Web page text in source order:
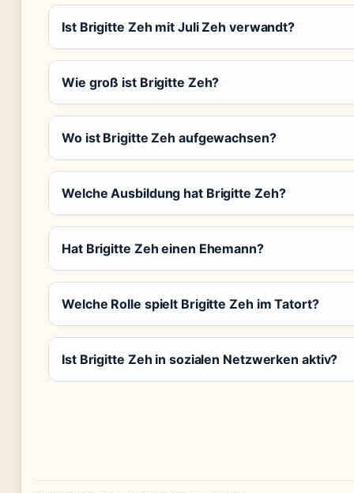
Ist Brigitte Zeh mit Juli Zeh verwandt?
Wie groß ist Brigitte Zeh?
Wo ist Brigitte Zeh aufgewachsen?
Welche Ausbildung hat Brigitte Zeh?
Hat Brigitte Zeh einen Ehemann?
Welche Rolle spielt Brigitte Zeh im Tatort?
Ist Brigitte Zeh in sozialen Netzwerken aktiv?